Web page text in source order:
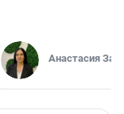
Анастасия